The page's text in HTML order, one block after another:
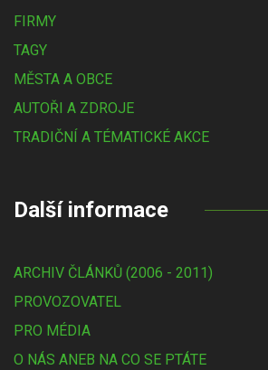
FIRMY
TAGY
MĚSTA A OBCE
AUTOŘI A ZDROJE
TRADIČNÍ A TÉMATICKÉ AKCE
Další informace
ARCHIV ČLÁNKŮ (2006 - 2011)
PROVOZOVATEL
PRO MÉDIA
O NÁS ANEB NA CO SE PTÁTE